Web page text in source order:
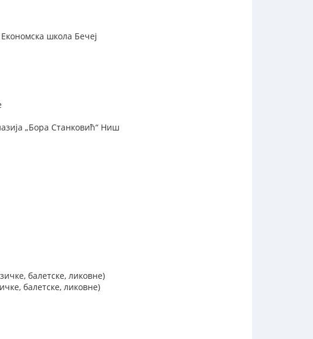
школа Бечеј
„Бора Станковић“ Ниш
балетске, ликовне)
балетске, ликовне)